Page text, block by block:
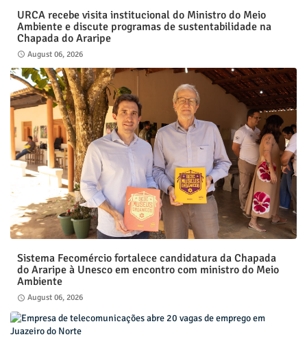
URCA recebe visita institucional do Ministro do Meio
Ambiente e discute programas de sustentabilidade na
Chapada do Araripe
August 06, 2026
Sistema Fecomércio fortalece candidatura da Chapada
do Araripe à Unesco em encontro com ministro do Meio
Ambiente
August 06, 2026